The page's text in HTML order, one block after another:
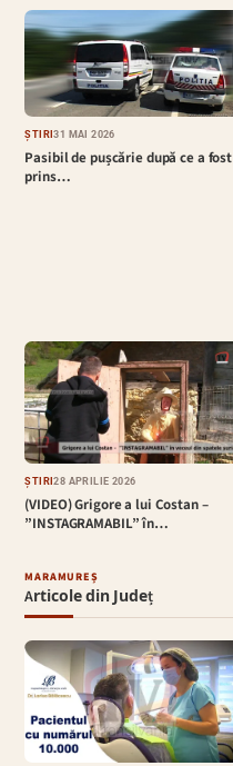
ȘTIRI31 MAI 2026
Pasibil de pușcărie după ce a fost
prins…
ȘTIRI28 APRILIE 2026
(VIDEO) Grigore a lui Costan –
”INSTAGRAMABIL” în…
MARAMUREȘ
Articole din Județ